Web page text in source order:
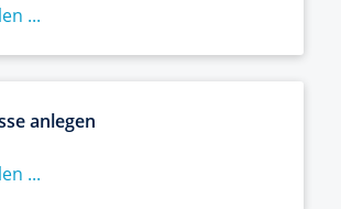
...
anlegen
...